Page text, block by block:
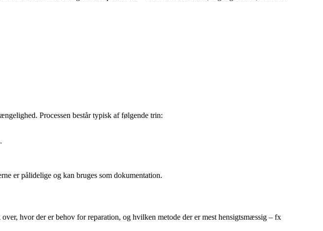
Processen består typisk af følgende trin:
er pålidelige og kan bruges som dokumentation.
hvor der er behov for reparation, og hvilken metode der er mest hensigtsmæssig – fx